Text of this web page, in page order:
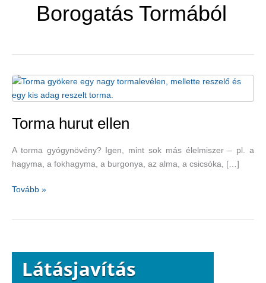
Borogatás Tormából
Torma hurut ellen
A torma gyógynövény? Igen, mint sok más élelmiszer – pl. a
hagyma, a fokhagyma, a burgonya, az alma, a csicsóka, […]
Torma
Tovább »